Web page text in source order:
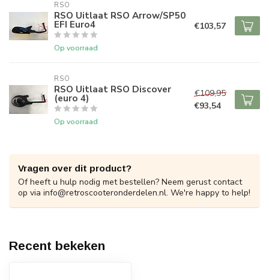
RSO
RSO Uitlaat RSO Arrow/SP50
EFI Euro4
Op voorraad
€103,57
RSO
RSO Uitlaat RSO Discover
(euro 4)
Op voorraad
€109,95
€93,54
Vragen over dit product?
Of heeft u hulp nodig met bestellen? Neem gerust contact
op via info@retroscooteronderdelen.nl. We're happy to help!
Recent bekeken